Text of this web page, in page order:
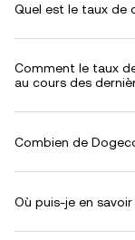
Quel est le taux de
Comment le taux
au cours des
Combien de
Où puis-je en